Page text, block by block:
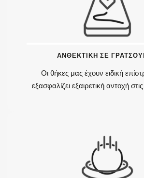
ΑΝΘΕΚΤΙΚΗ ΣΕ
Οι θήκες μας έχουν ειδική
εξασφαλίζει εξαιρετική αντοχή